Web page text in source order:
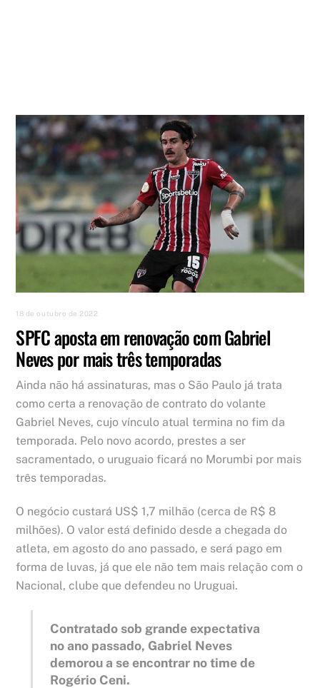
18 de outubro de 2022
SPFC aposta em renovação com Gabriel
Neves por mais três temporadas
Ainda não há assinaturas, mas o São Paulo já trata
como certa a renovação de contrato do volante
Gabriel Neves, cujo vínculo atual termina no fim da
temporada. Pelo novo acordo, prestes a ser
sacramentado, o uruguaio ficará no Morumbi por mais
três temporadas.
O negócio custará US$ 1,7 milhão (cerca de R$ 8
milhões). O valor está definido desde a chegada do
atleta, em agosto do ano passado, e será pago em
forma de luvas, já que ele não tem mais relação com o
Nacional, clube que defendeu no Uruguai.
Contratado sob grande expectativa
no ano passado, Gabriel Neves
demorou a se encontrar no time de
Rogério Ceni.